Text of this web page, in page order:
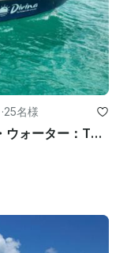
·25名様
ラグジュアリーとスリル・オン・ザ・ウォーター：TCIにオープンしたミッドナイト・エクスプレス 43' をレンタル